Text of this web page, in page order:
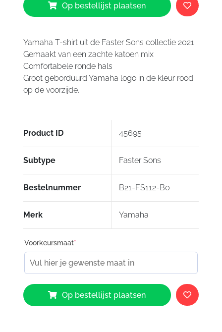
T-
shirt
Sons
aantal
Op bestellijst plaatsen
Yamaha T-shirt uit de Faster Sons collectie 2021
Gemaakt van een zachte katoen mix
Comfortabele ronde hals
Groot geborduurd Yamaha logo in de kleur rood
op de voorzijde.
Product ID 45695
Subtype Faster Sons
Bestelnummer B21-FS112-B0
Merk Yamaha
Voorkeursmaat*
Yamaha
T-
shirt
Op bestellijst plaatsen